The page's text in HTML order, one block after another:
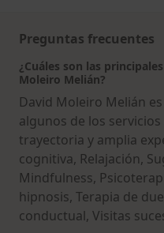
Preguntas frecuentes
¿Cuáles son las
Moleiro Melián?
David Moleiro Melián
algunos de los
trayectoria y amplia
cognitiva, Relajación,
Mindfulness,
hipnosis, Terapia de
conductual, Visitas